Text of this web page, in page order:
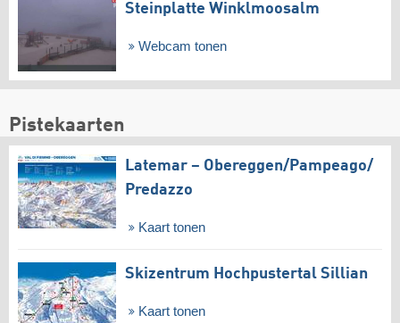
Steinplatte Winklmoosalm
Webcam tonen
Pistekaarten
Latemar – Obereggen/​Pampeago/​
Predazzo
Kaart tonen
Skizentrum Hochpustertal Sillian
Kaart tonen